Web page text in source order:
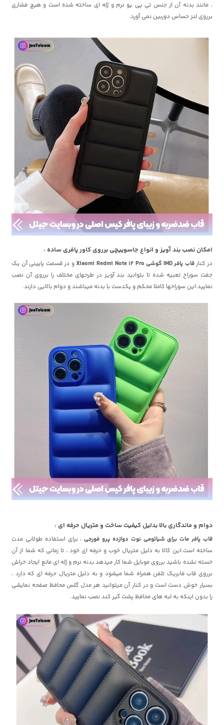
، مانند بدنه آن از جنس تی پی یو نرم و ژله ای ساخته شده است و هیچ فشاری
برروی لنز حساس دوربین نمی آورد.
امکان نصب بند آویز و انواع جاسوییچی برروی کاور پافری ساده :
در کنارقاب پافر IMD گوشی Xiaomi Redmi Note 12 Pro
و در قسمت پایینی آن یک
جفت سوراخ تعبیه شده تا بتوانید بند آویز در طرحهای مختلف را برروی آن نصب
نمایید.این سوراخها کاملا محکم و یکدست با بدنه میباشند و دوام بالایی دارند.
دوام و ماندگاری بالا بدلیل کیفیت ساخت و متریال حرفه ای :
قاب پافر مات برای شیائومی نوت دوازده پرو فورجی ، برای استفاده طولانی مدت
ساخته است.این کالا به دلیل متریال خوب و حرفه ای خود ، تا زمانی که شما از آن
خسته نشده باشید برروی موبایل شما کار میدهد.بدنه نرم و ژله ای مانع ایجاد خراش
برروی قاب فابریک تلفن همراه شما میشود و به دلیل متریال حرفه ای که دارد ،
بسیار خوش دست است و در کنار آن میتوانید هر مدل گلس محافظ صفحه نمایشی
را بدون اینکه به لبه های محافظ پشت گیر کند نصب نمایید.